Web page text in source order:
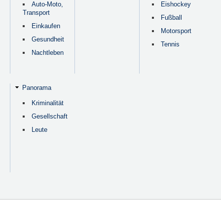
Auto-Moto,
Transport
Einkaufen
Gesundheit
Nachtleben
Eishockey
Fußball
Motorsport
Tennis
Panorama
Kriminalität
Gesellschaft
Leute